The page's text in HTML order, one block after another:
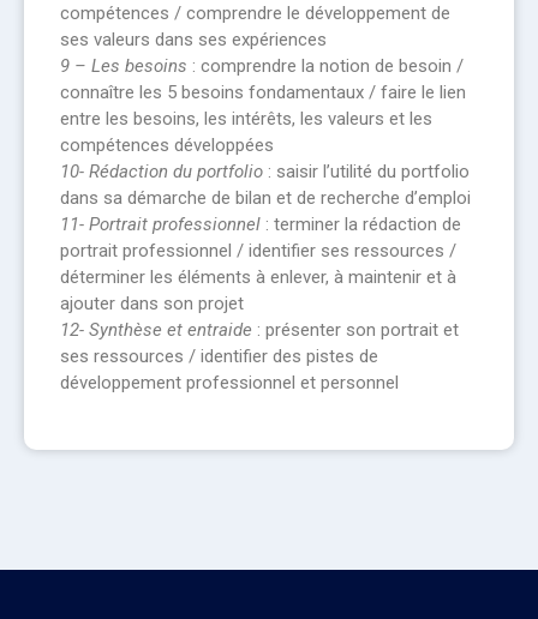
compétences / comprendre le développement de
ses valeurs dans ses expériences
9 – Les besoins : comprendre la notion de besoin /
connaître les 5 besoins fondamentaux / faire le lien
entre les besoins, les intérêts, les valeurs et les
compétences développées
10- Rédaction du portfolio : saisir l’utilité du portfolio
dans sa démarche de bilan et de recherche d’emploi
11- Portrait professionnel : terminer la rédaction de
portrait professionnel / identifier ses ressources /
déterminer les éléments à enlever, à maintenir et à
ajouter dans son projet
12- Synthèse et entraide : présenter son portrait et
ses ressources / identifier des pistes de
développement professionnel et personnel